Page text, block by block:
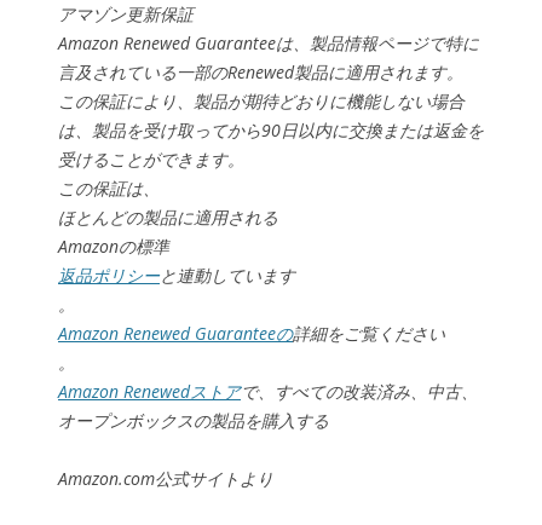
アマゾン更新保証
Amazon Renewed Guaranteeは、製品情報ページで特に
言及されている一部のRenewed製品に適用されます。
この保証により、製品が期待どおりに機能しない場合
は、製品を受け取ってから90日以内に交換または返金を
受けることができます。
この保証は、
ほとんどの製品に適用される
Amazonの標準
返品ポリシーと連動しています
。
Amazon Renewed Guaranteeの詳細をご覧ください
。
Amazon Renewedストアで、すべての改装済み、中古、
オープンボックスの製品を購入する
Amazon.com公式サイトより